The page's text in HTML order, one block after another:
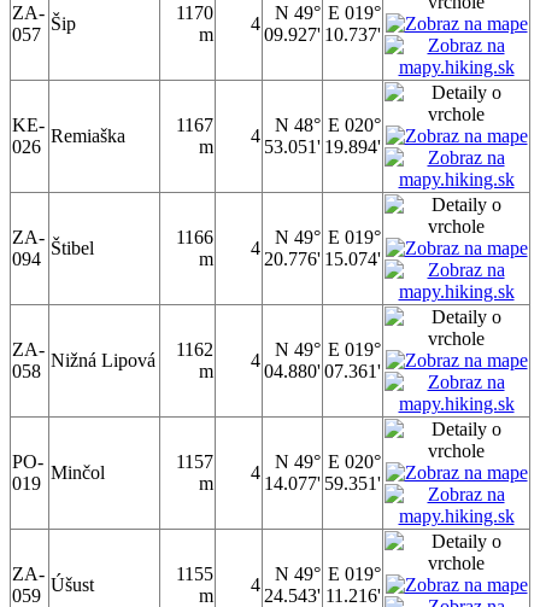
ZA-
057
Šip
1170
m
4
N 49°
09.927'
E 019°
10.737'
KE-
026
Remiaška
1167
m
4
N 48°
53.051'
E 020°
19.894'
ZA-
094
Štibel
1166
m
4
N 49°
20.776'
E 019°
15.074'
ZA-
058
Nižná Lipová
1162
m
4
N 49°
04.880'
E 019°
07.361'
PO-
019
Minčol
1157
m
4
N 49°
14.077'
E 020°
59.351'
ZA-
059
Úšust
1155
m
4
N 49°
24.543'
E 019°
11.216'